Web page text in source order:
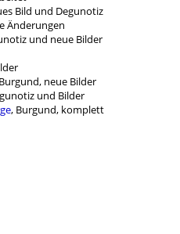
Bild und Degunotiz
Änderungen
und neue Bilder
neue Bilder
und Bilder
, Burgund, komplett